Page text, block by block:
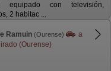
equipado con televisión,
2 habitac ...
Ramuin (Ourense)
a
(Ourense)